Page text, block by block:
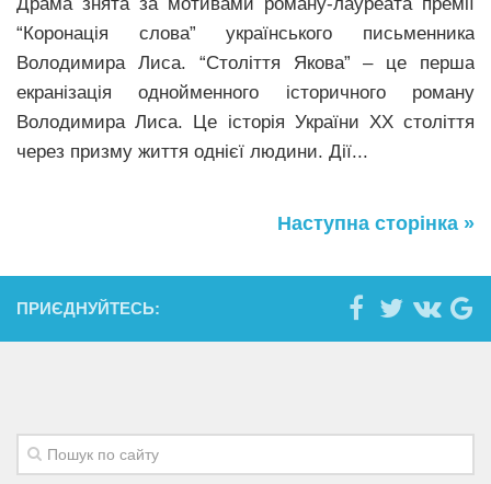
“Коронація слова” українського письменника
Володимира Лиса. “Століття Якова” – це перша
екранізація однойменного історичного роману
Володимира Лиса. Це історія України ХХ століття
через призму життя однієї людини. Дії...
Наступна сторінка »
ПРИЄДНУЙТЕСЬ: